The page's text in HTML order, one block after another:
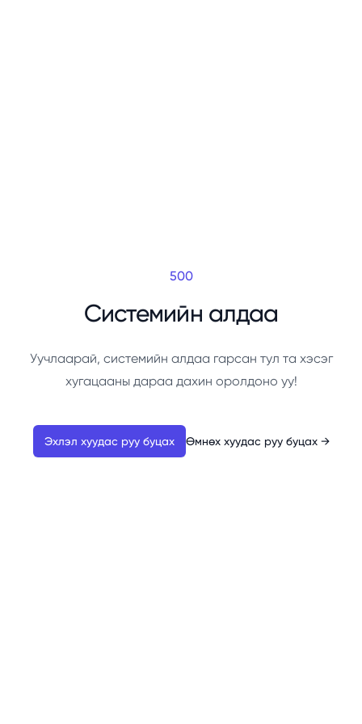
500
Системийн алдаа
Уучлаарай, системийн алдаа гарсан тул та хэсэг
хугацааны дараа дахин оролдоно уу!
Эхлэл хуудас руу буцах Өмнөх хуудас руу буцах →